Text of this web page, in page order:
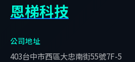
恩梯科技
公司地址
403台中市西區大忠南街55號7F-5